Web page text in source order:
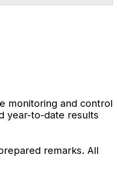
monitoring and control
year-to-date results
remarks. All